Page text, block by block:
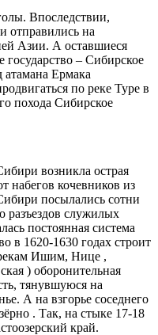
Впоследствии,
отправились на
Азии. А оставшиеся
государство – Сибирское
атамана Ермака
по реке Туре в
похода Сибирское
возникла острая
набегов кочевников из
посылались сотни
служилых
постоянная система
в 1620-1630 годах строит
Ишим, Нице ,
) оборонительная
тянувшуюся на
А на взгорье соседнего
. Так, на стыке 17-18
край.